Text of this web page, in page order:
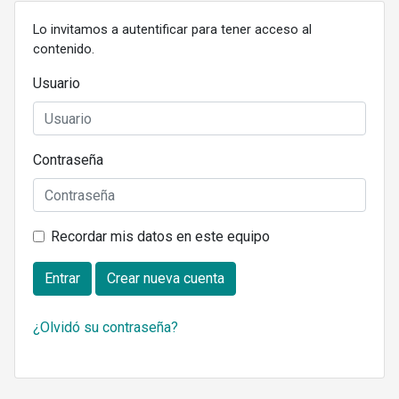
Lo invitamos a autentificar para tener acceso al
contenido.
Usuario
Contraseña
Recordar mis datos en este equipo
Entrar Crear nueva cuenta
¿Olvidó su contraseña?